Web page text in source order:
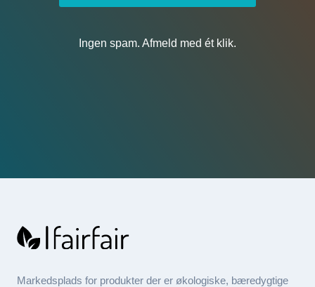
Ingen spam. Afmeld med ét klik.
Markedsplads for produkter der er økologiske, bæredygtige